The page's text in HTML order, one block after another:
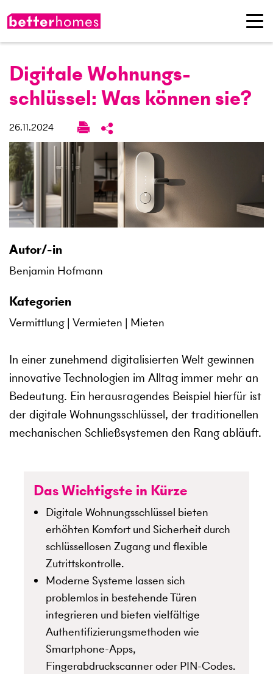
Digitale Wohnungs­
schlüssel: Was können sie?
26.11.2024
Autor/-in
Benjamin Hofmann
Kategorien
Vermittlung Vermieten Mieten
In einer zunehmend digitalisierten Welt gewinnen
innovative Technologien im Alltag immer mehr an
Bedeutung. Ein herausragendes Beispiel hierfür ist
der digitale Wohnungsschlüssel, der traditionellen
mechanischen Schließsystemen den Rang abläuft.
Das Wichtigste in Kürze
Digitale Wohnungsschlüssel bieten
erhöhten Komfort und Sicherheit durch
schlüssellosen Zugang und flexible
Zutrittskontrolle.
Moderne Systeme lassen sich
problemlos in bestehende Türen
integrieren und bieten vielfältige
Authentifizierungs­methoden wie
Smartphone-Apps,
Fingerabdruckscanner oder PIN-Codes.